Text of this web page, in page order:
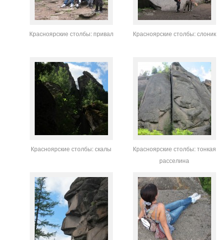
Красноярские столбы: привал Красноярские столбы: слоник
Красноярские столбы: скалы
Красноярские столбы: тонкая
расселина